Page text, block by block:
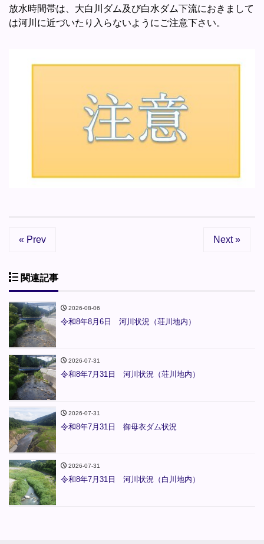
放水時間帯は、大白川ダム及び白水ダム下流におきまして
は河川に近づいたり入らないようにご注意下さい。
« Prev Next »
関連記事
2026-08-06
令和8年8月6日 河川状況（荘川地内）
2026-07-31
令和8年7月31日 河川状況（荘川地内）
2026-07-31
令和8年7月31日 御母衣ダム状況
2026-07-31
令和8年7月31日 河川状況（白川地内）